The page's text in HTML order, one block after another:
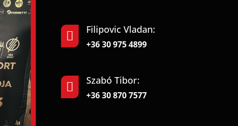
 Filipovic Vladan:
+36 30 975 4899
 Szabó Tibor:
+36 30 870 7577